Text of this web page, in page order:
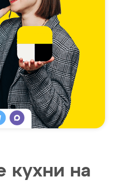
кухни на